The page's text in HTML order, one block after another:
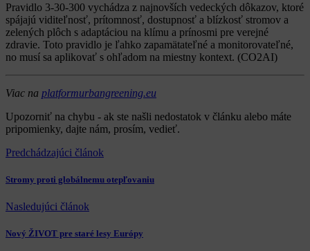
Pravidlo 3-30-300 vychádza z najnovších vedeckých dôkazov, ktoré
spájajú viditeľnosť, prítomnosť, dostupnosť a blízkosť stromov a
zelených plôch s adaptáciou na klímu a prínosmi pre verejné
zdravie. Toto pravidlo je ľahko zapamätateľné a monitorovateľné,
no musí sa aplikovať s ohľadom na miestny kontext. (CO2AI)
Viac na platformurbangreening.eu
Upozorniť na chybu - ak ste našli nedostatok v článku alebo máte
pripomienky, dajte nám, prosím, vedieť.
Predchádzajúci článok
Stromy proti globálnemu otepľovaniu
Nasledujúci článok
Nový ŽIVOT pre staré lesy Európy